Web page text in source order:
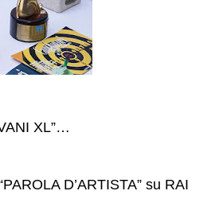
XL”…
D’ARTISTA” su RAI